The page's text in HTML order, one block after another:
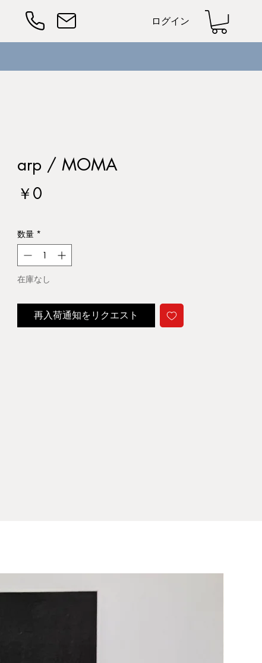
ログイン
arp / MOMA
￥0
数量 *
在庫なし
再入荷通知をリクエスト